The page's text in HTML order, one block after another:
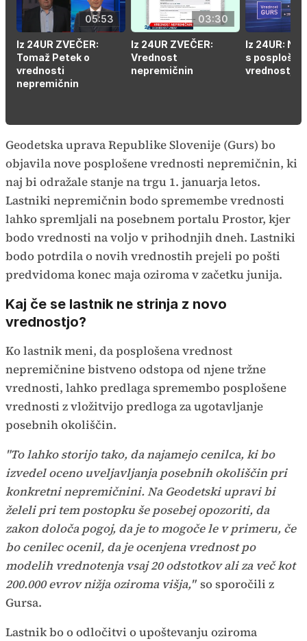
05:53
Iz 24UR ZVEČER:
Tomaž Petek o
vrednosti
nepremičnin
03:30
Iz 24UR ZVEČER:
Vrednost
nepremičnin
Iz 24UR:
s
vrednostjo
Geodetska uprava Republike Slovenije (Gurs) bo
objavila nove posplošene vrednosti nepremičnin, ki
naj bi odražale stanje na trgu 1. januarja letos.
Lastniki nepremičnin bodo spremembe vrednosti
lahko spremljali na posebnem portalu Prostor, kjer
bodo vrednosti na voljo v prihodnjih dneh. Lastniki
bodo potrdila o novih vrednostih prejeli po pošti
predvidoma konec maja oziroma v začetku junija.
Kaj če se lastnik ne strinja z novo
vrednostjo?
Ko lastnik meni, da posplošena vrednost
nepremičnine bistveno odstopa od njene tržne
vrednosti, lahko predlaga spremembo posplošene
vrednosti z vložitvijo predloga za ugotavljanje
posebnih okoliščin.
"To lahko storijo tako, da najamejo cenilca, ki bo
izvedel oceno uveljavljanja posebnih okoliščin pri
konkretni nepremičnini. Na Geodetski upravi bi
želeli pri tem postopku še posebej opozoriti, da
zakon določa pogoj, da je to mogoče le v primeru, če
bo cenilec ocenil, da je ocenjena vrednost po
modelih vrednotenja vsaj 20 odstotkov ali za več kot
200.000 evrov nižja oziroma višja," so sporočili z
Gursa.
Lastnik bo o odločitvi o upoštevanju oziroma